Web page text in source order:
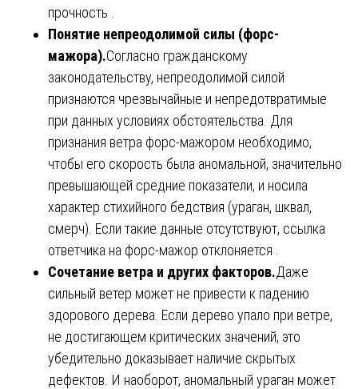
прочность .
Понятие непреодолимой силы (форс-
мажора).Согласно гражданскому
законодательству, непреодолимой силой
признаются чрезвычайные и непредотвратимые
при данных условиях обстоятельства. Для
признания ветра форс-мажором необходимо,
чтобы его скорость была аномальной, значительно
превышающей средние показатели, и носила
характер стихийного бедствия (ураган, шквал,
смерч). Если такие данные отсутствуют, ссылка
ответчика на форс-мажор отклоняется .
Сочетание ветра и других факторов.Даже
сильный ветер может не привести к падению
здорового дерева. Если дерево упало при ветре,
не достигающем критических значений, это
убедительно доказывает наличие скрытых
дефектов. И наоборот, аномальный ураган может